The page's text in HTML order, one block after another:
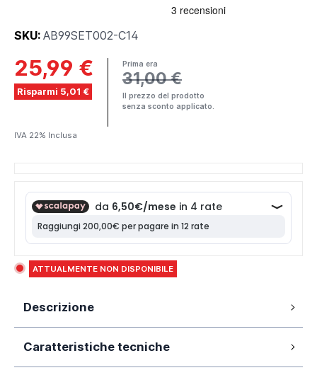
SKU: AB99SET002-C14
25,99 €
Risparmi 5,01 €
Prima era
31,00 €
Il prezzo del prodotto
senza sconto applicato.
IVA 22% Inclusa
ATTUALMENTE NON DISPONIBILE
Descrizione
look al tuo bagno? Questo è il prodotto che fa per
te!
Caratteristiche tecniche